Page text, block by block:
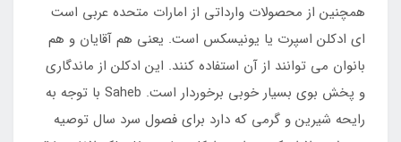
همچنین از محصولات وارداتی از امارات متحده عربی است
ای ادکلن اسپرت یا یونیسکس است. یعنی هم آقایان و هم
بانوان می توانند از آن استفاده کنند. این ادکلن از ماندگاری
و پخش بوی بسیار خوبی برخوردار است. Saheb با توجه به
رایحه شیرین و گرمی که دارد برای فصول سرد سال توصیه